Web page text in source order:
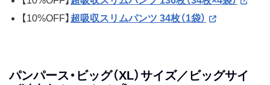
【10%OFF】 超吸収スリムパンツ 34枚（1袋）
パンパース・ビッグ（XL）サイズ／ビッグサイ